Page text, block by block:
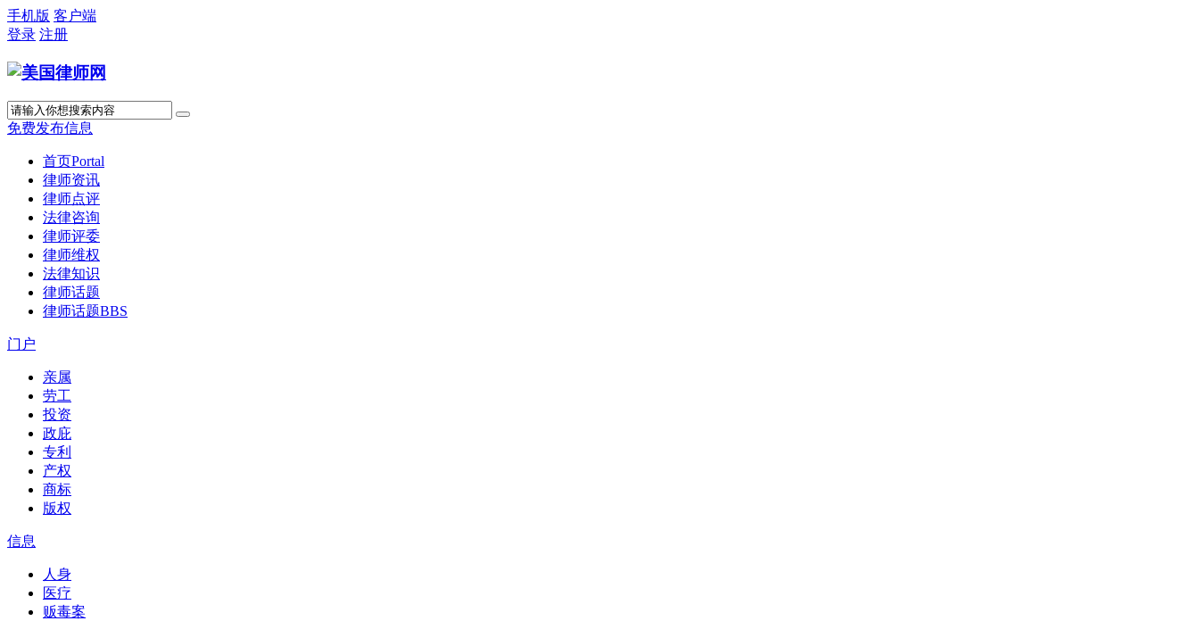
手机版 客户端
登录 注册
免费发布信息
首页Portal
律师资讯
律师点评
法律咨询
律师评委
律师维权
法律知识
律师话题
律师话题BBS
门户
亲属
劳工
投资
政庇
专利
产权
商标
版权
信息
人身
医疗
贩毒案